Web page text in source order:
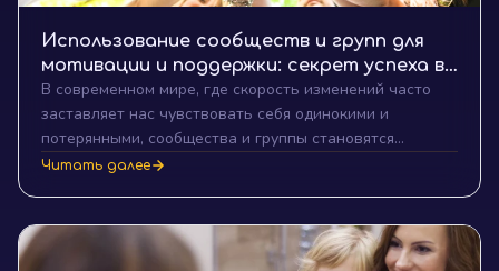
Использование сообществ и групп для
мотивации и поддержки: секрет успеха в
коллективной энергии
В современном мире, где скорость изменений часто
заставляет нас чувствовать себя одинокими и
потерянными, сообщества и группы становятся
мощным инструментом для поиска вдохновения,
коллективной энергии может помочь вам достичь
Читать далее